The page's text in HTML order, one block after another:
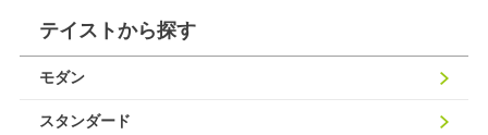
テイストから探す
モダン
スタンダード